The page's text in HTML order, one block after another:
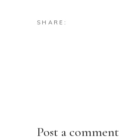
SHARE:
Post a comment